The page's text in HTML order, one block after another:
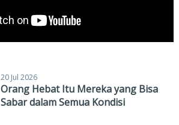
20 Jul 2026
Orang Hebat Itu Mereka yang Bisa
Sabar dalam Semua Kondisi